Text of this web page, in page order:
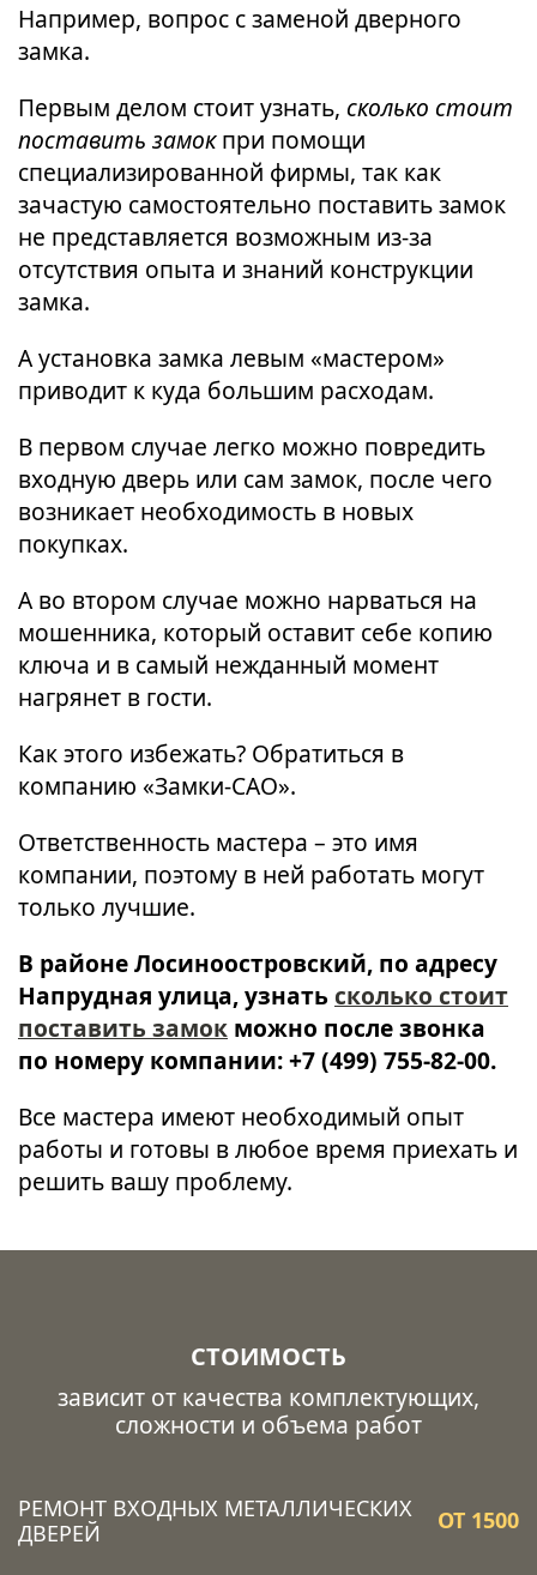
Например, вопрос с заменой дверного
замка.
Первым делом стоит узнать, сколько стоит
поставить замокпри помощи
специализированной фирмы, так как
зачастую самостоятельно поставить замок
не представляется возможным из-за
отсутствия опыта и знаний конструкции
замка.
А установка замка левым «мастером»
приводит к куда большим расходам.
В первом случае легко можно повредить
входную дверь или сам замок, после чего
возникает необходимость в новых
покупках.
А во втором случае можно нарваться на
мошенника, который оставит себе копию
ключа и в самый нежданный момент
нагрянет в гости.
Как этого избежать? Обратиться в
компанию «Замки-САО».
Ответственность мастера – это имя
компании, поэтому в ней работать могут
только лучшие.
В районе Лосиноостровский, по адресу
Напрудная улица, узнать сколько стоит
поставить замок можно после звонка
по номеру компании: +7 (499) 755-82-00.
Все мастера имеют необходимый опыт
работы и готовы в любое время приехать и
решить вашу проблему.
СТОИМОСТЬ
зависит от качества комплектующих,
сложности и объема работ
РЕМОНТ ВХОДНЫХ МЕТАЛЛИЧЕСКИХ
ДВЕРЕЙ
ОТ 1500